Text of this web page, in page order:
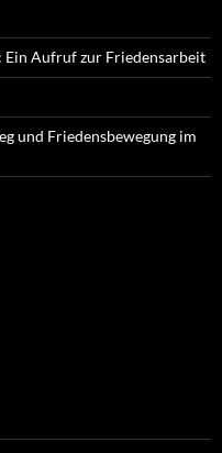
Ein Aufruf zur Friedensarbeit
und Friedensbewegung im